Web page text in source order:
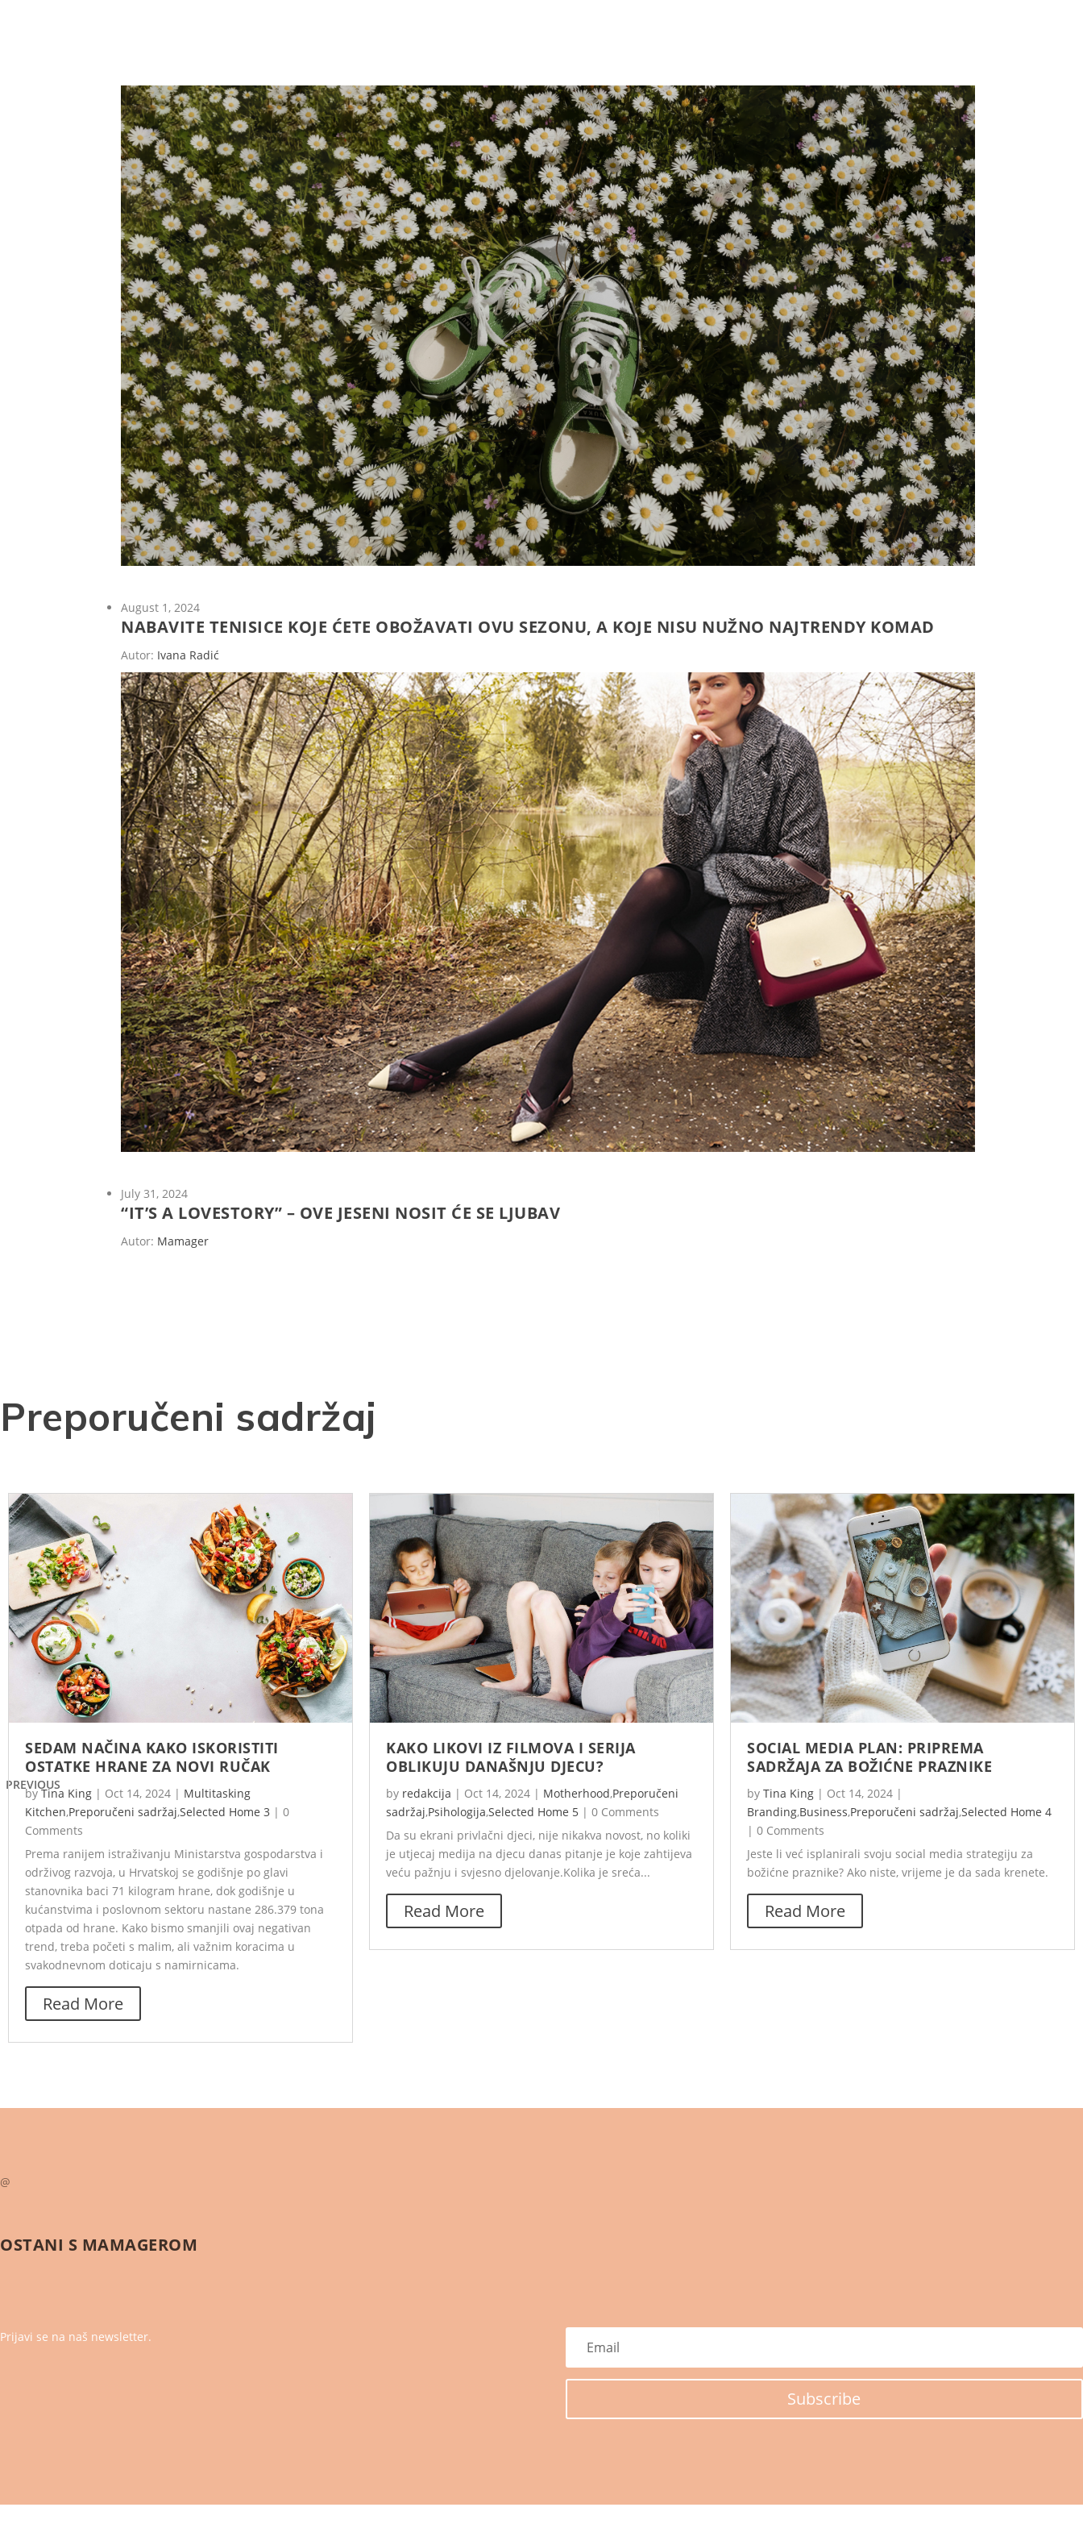
August 1, 2024
NABAVITE TENISICE KOJE ĆETE OBOŽAVATI OVU SEZONU, A KOJE NISU NUŽNO NAJTRENDY KOMAD
Autor: Ivana Radić
July 31, 2024
“IT’S A LOVESTORY” – OVE JESENI NOSIT ĆE SE LJUBAV
Autor: Mamager
Preporučeni sadržaj
PREVIOUS
SEDAM NAČINA KAKO ISKORISTITI
OSTATKE HRANE ZA NOVI RUČAK
by Tina King | Oct 14, 2024 | Multitasking
Kitchen,Preporučeni sadržaj,Selected Home 3 | 0
Comments
Prema ranijem istraživanju Ministarstva gospodarstva i
održivog razvoja, u Hrvatskoj se godišnje po glavi
stanovnika baci 71 kilogram hrane, dok godišnje u
kućanstvima i poslovnom sektoru nastane 286.379 tona
otpada od hrane. Kako bismo smanjili ovaj negativan
trend, treba početi s malim, ali važnim koracima u
svakodnevnom doticaju s namirnicama.
Read More
KAKO LIKOVI IZ FILMOVA I SERIJA
OBLIKUJU DANAŠNJU DJECU?
by redakcija | Oct 14, 2024 | Motherhood,Preporučeni
sadržaj,Psihologija,Selected Home 5 | 0 Comments
Da su ekrani privlačni djeci, nije nikakva novost, no koliki
je utjecaj medija na djecu danas pitanje je koje zahtijeva
veću pažnju i svjesno djelovanje.Kolika je sreća...
Read More
SOCIAL MEDIA PLAN: PRIPREMA
SADRŽAJA ZA BOŽIĆNE PRAZNIKE
by Tina King | Oct 14, 2024 |
Branding,Business,Preporučeni sadržaj,Selected Home 4
| 0 Comments
Jeste li već isplanirali svoju social media strategiju za
božićne praznike? Ako niste, vrijeme je da sada krenete.
Read More
@
OSTANI S MAMAGEROM
Prijavi se na naš newsletter.
Subscribe